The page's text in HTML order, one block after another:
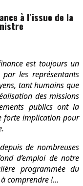
à l’issue de la
est toujours un
les représentants
tant humains que
des missions
publics ont la
forte implication pour
de nombreuses
d’emploi de notre
programmée du
comprendre !…